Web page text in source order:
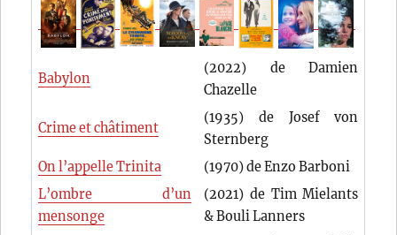
Babylon
(2022) de Damien
Chazelle
Crime et châtiment
(1935) de Josef von
Sternberg
On l’appelle Trinita
(1970) de Enzo Barboni
L’ombre d’un
mensonge
(2021) de Tim Mielants
& Bouli Lanners